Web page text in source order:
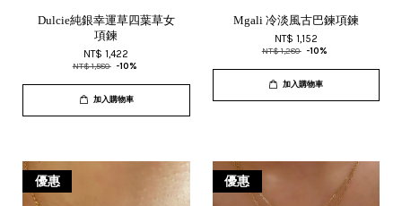
Dulcie純銀幸運草四葉草女
項鍊
NT$ 1,422
NT$ 1,580 -10%
加入購物車
Mgali 冷淡風古巴鍊項鍊
NT$ 1,152
NT$ 1,280 -10%
加入購物車
優惠 優惠